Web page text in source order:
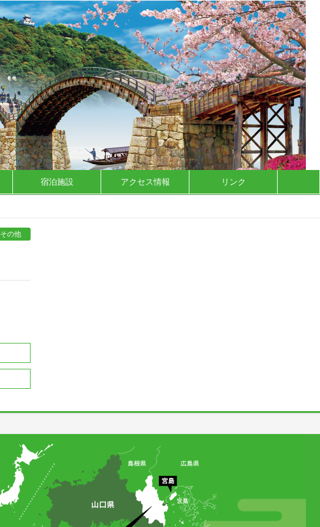
宿泊施設 アクセス情報 リンク
その他